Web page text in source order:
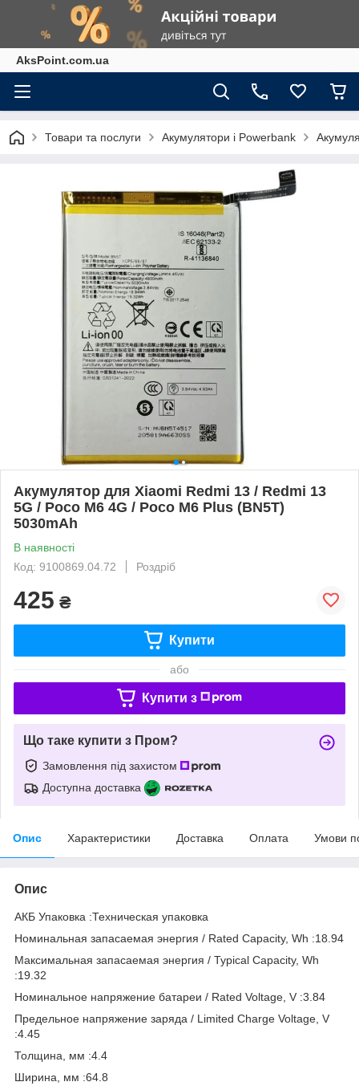
AksPoint.com.ua
Товари та послуги Акумулятори і Powerbank
Акумулятор для Xiaomi Redmi 13 / Redmi 13
5G / Poco M6 4G / Poco M6 Plus (BN5T)
5030mAh
В наявності
Код: 9100869.04.72
Роздріб
425 ₴
Купити
або
Купити з
Що таке купити з Пром?
Замовлення під захистом
Доступна доставка
Опис Характеристики Доставка Оплата Умови
Опис
АКБ Упаковка :Техническая упаковка
Номинальная запасаемая энергия / Rated Capacity, Wh :18.94
Максимальная запасаемая энергия / Typical Capacity, Wh
:19.32
Номинальное напряжение батареи / Rated Voltage, V :3.84
Предельное напряжение заряда / Limited Charge Voltage, V
:4.45
Толщина, мм :4.4
Ширина, мм :64.8